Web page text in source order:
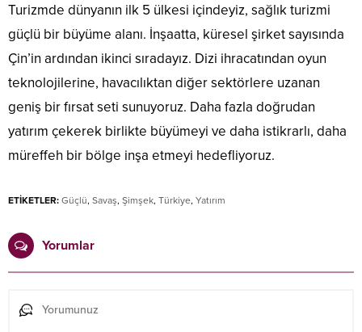
Turizmde dünyanın ilk 5 ülkesi içindeyiz, sağlık turizmi
güçlü bir büyüme alanı. İnşaatta, küresel şirket sayısında
Çin’in ardından ikinci sıradayız. Dizi ihracatından oyun
teknolojilerine, havacılıktan diğer sektörlere uzanan
geniş bir fırsat seti sunuyoruz. Daha fazla doğrudan
yatırım çekerek birlikte büyümeyi ve daha istikrarlı, daha
müreffeh bir bölge inşa etmeyi hedefliyoruz.
ETİKETLER: Güçlü, Savaş, Şimşek, Türkiye, Yatırım
Yorumlar